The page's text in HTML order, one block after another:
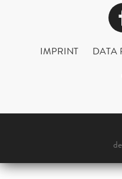
IMPRINT DATA